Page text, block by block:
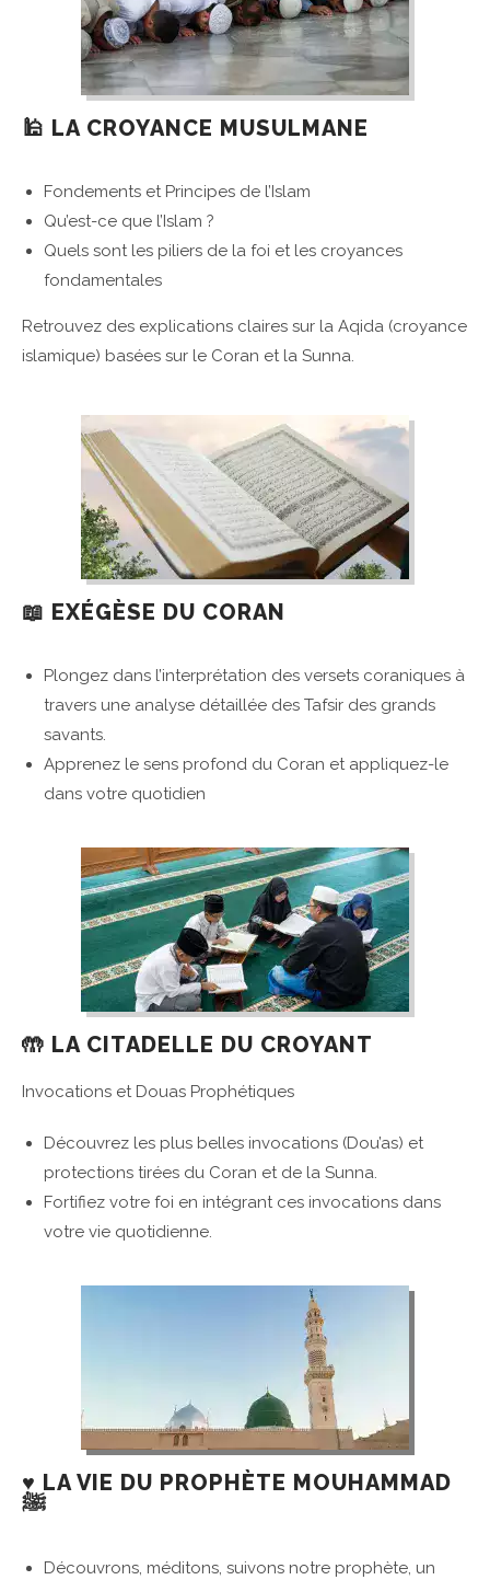
🕌 LA CROYANCE MUSULMANE
Fondements et Principes de l’Islam
Qu’est-ce que l’Islam ?
Quels sont les piliers de la foi et les croyances
fondamentales
Retrouvez des explications claires sur la Aqida (croyance
islamique) basées sur le Coran et la Sunna.
📖 EXÉGÈSE DU CORAN
Plongez dans l’interprétation des versets coraniques à
travers une analyse détaillée des Tafsir des grands
savants.
Apprenez le sens profond du Coran et appliquez-le
dans votre quotidien
🤲 LA CITADELLE DU CROYANT
Invocations et Douas Prophétiques
Découvrez les plus belles invocations (Dou’as) et
protections tirées du Coran et de la Sunna.
Fortifiez votre foi en intégrant ces invocations dans
votre vie quotidienne.
♥️ LA VIE DU PROPHÈTE MOUHAMMAD
ﷺ
Découvrons, méditons, suivons notre prophète, un